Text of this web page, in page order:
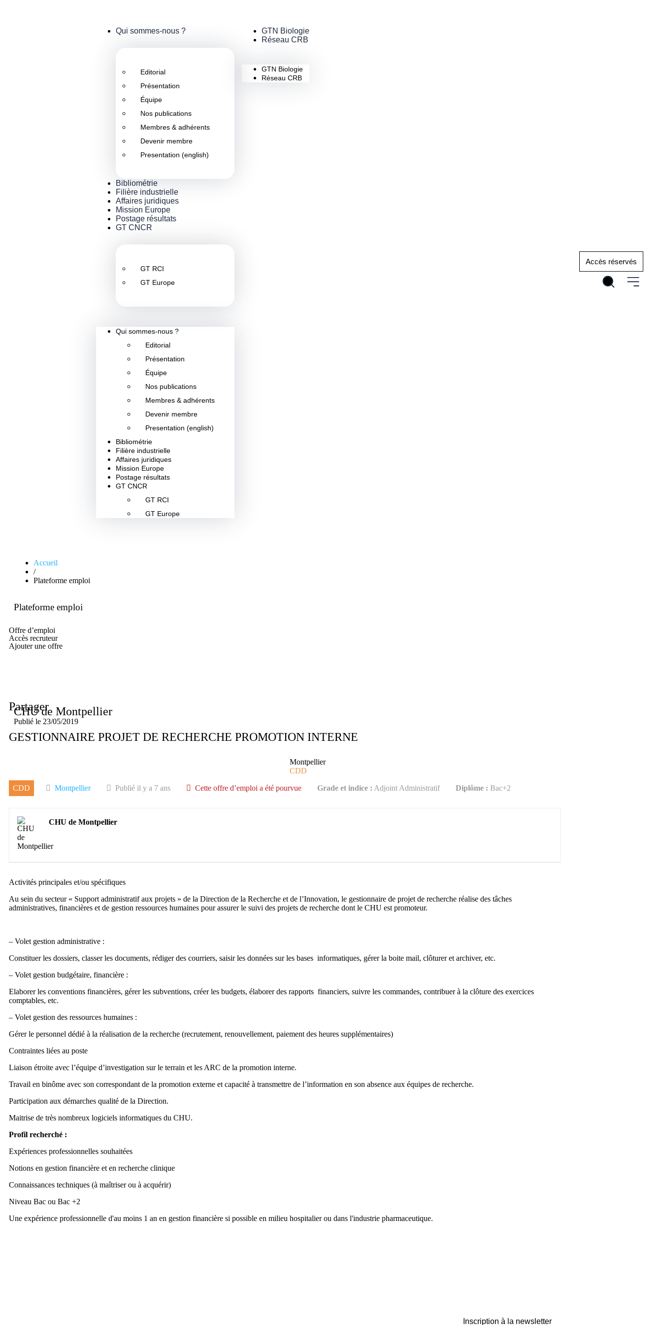
Qui sommes-nous ?
Editorial
Présentation
Équipe
Nos publications
Membres & adhérents
Devenir membre
Presentation (english)
Bibliométrie
Filière industrielle
Affaires juridiques
Mission Europe
Postage résultats
GT CNCR
GT RCI
GT Europe
Qui sommes-nous ?
Editorial
Présentation
Équipe
Nos publications
Membres & adhérents
Devenir membre
Presentation (english)
Bibliométrie
Filière industrielle
Affaires juridiques
Mission Europe
Postage résultats
GT CNCR
GT RCI
GT Europe
GTN Biologie
Réseau CRB
GTN Biologie
Réseau CRB
Accès réservés
Accueil
/
Plateforme emploi
Plateforme emploi
Offre d’emploi
Accès recruteur
Ajouter une offre
CHU de Montpellier
Publié le 23/05/2019
GESTIONNAIRE PROJET DE RECHERCHE PROMOTION INTERNE
Montpellier
CDD
Partager
CDD Montpellier Publié il y a 7 ans Cette offre d’emploi a été pourvue Grade et indice : Adjoint Administratif Diplôme : Bac+2
CHU de Montpellier
Activités principales et/ou spécifiques
Au sein du secteur « Support administratif aux projets » de la Direction de la Recherche et de l’Innovation, le gestionnaire de projet de recherche réalise des tâches
administratives, financières et de gestion ressources humaines pour assurer le suivi des projets de recherche dont le CHU est promoteur.
– Volet gestion administrative :
Constituer les dossiers, classer les documents, rédiger des courriers, saisir les données sur les bases informatiques, gérer la boite mail, clôturer et archiver, etc.
– Volet gestion budgétaire, financière :
Elaborer les conventions financières, gérer les subventions, créer les budgets, élaborer des rapports financiers, suivre les commandes, contribuer à la clôture des exercices
comptables, etc.
– Volet gestion des ressources humaines :
Gérer le personnel dédié à la réalisation de la recherche (recrutement, renouvellement, paiement des heures supplémentaires)
Contraintes liées au poste
Liaison étroite avec l’équipe d’investigation sur le terrain et les ARC de la promotion interne.
Travail en binôme avec son correspondant de la promotion externe et capacité à transmettre de l’information en son absence aux équipes de recherche.
Participation aux démarches qualité de la Direction.
Maitrise de très nombreux logiciels informatiques du CHU.
Profil recherché :
Expériences professionnelles souhaitées
Notions en gestion financière et en recherche clinique
Connaissances techniques (à maîtriser ou à acquérir)
Niveau Bac ou Bac +2
Une expérience professionnelle d'au moins 1 an en gestion financière si possible en milieu hospitalier ou dans l'industrie pharmaceutique.
Inscription à la newsletter